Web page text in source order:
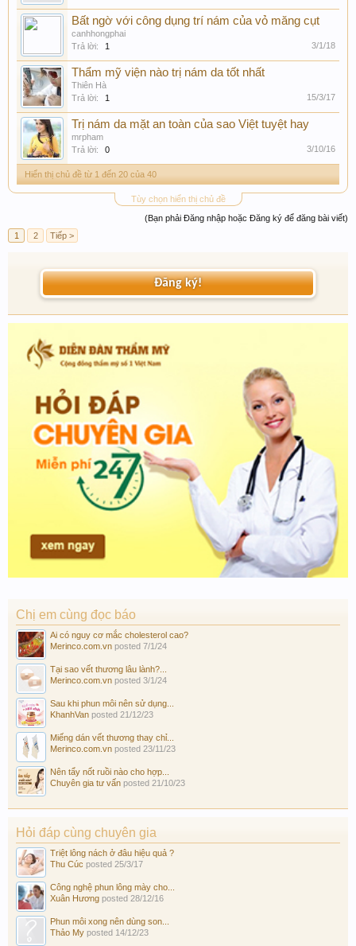
Bất ngờ với công dụng trí nám của vỏ măng cụt
canhhongphai
Trả lời:
1 3/1/18
Thẩm mỹ viện nào trị nám da tốt nhất
Thiên Hà
Trả lời:
1 15/3/17
Trị nám da mặt an toàn của sao Việt tuyệt hay
mrpham
Trả lời:
0 3/10/16
Hiển thị chủ đề từ 1 đến 20 của 40
Tùy chọn hiển thị chủ đề
(Bạn phải Đăng nhập hoặc Đăng ký để đăng bài viết)
1
2 Tiếp >
Đăng ký!
Chị em cùng đọc báo
Ai có nguy cơ mắc cholesterol cao?
Merinco.com.vn posted 7/1/24
Tại sao vết thương lâu lành?...
Merinco.com.vn posted 3/1/24
Sau khi phun môi nên sử dụng...
KhanhVan posted 21/12/23
Miếng dán vết thương thay chỉ...
Merinco.com.vn posted 23/11/23
Nên tẩy nốt ruồi nào cho hợp...
Chuyên gia tư vấn posted 21/10/23
Hỏi đáp cùng chuyên gia
Triệt lông nách ở đâu hiệu quả ?
Thu Cúc posted 25/3/17
Công nghệ phun lông mày cho...
Xuân Hương posted 28/12/16
Phun môi xong nên dùng son...
Thảo My posted 14/12/23